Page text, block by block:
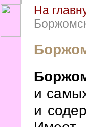
На
и
и